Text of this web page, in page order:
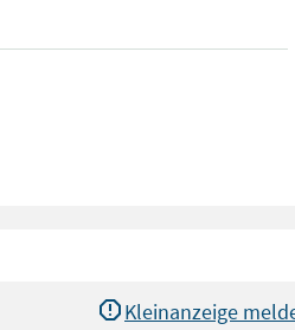
Kleinanzeige